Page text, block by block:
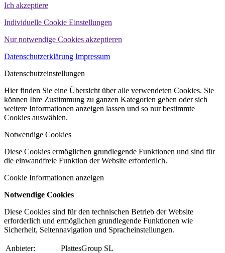
Ich akzeptiere
Individuelle Cookie Einstellungen
Nur notwendige Cookies akzeptieren
Datenschutzerklärung Impressum
Datenschutzeinstellungen
Hier finden Sie eine Übersicht über alle verwendeten Cookies. Sie
können Ihre Zustimmung zu ganzen Kategorien geben oder sich
weitere Informationen anzeigen lassen und so nur bestimmte
Cookies auswählen.
Notwendige Cookies
Diese Cookies ermöglichen grundlegende Funktionen und sind für
die einwandfreie Funktion der Website erforderlich.
Cookie Informationen anzeigen
Notwendige Cookies
Diese Cookies sind für den technischen Betrieb der Website
erforderlich und ermöglichen grundlegende Funktionen wie
Sicherheit, Seitennavigation und Spracheinstellungen.
Anbieter:
PlattesGroup SL